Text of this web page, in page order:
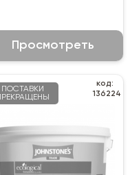
Просмотреть
ПОСТАВКИ
код:
136224